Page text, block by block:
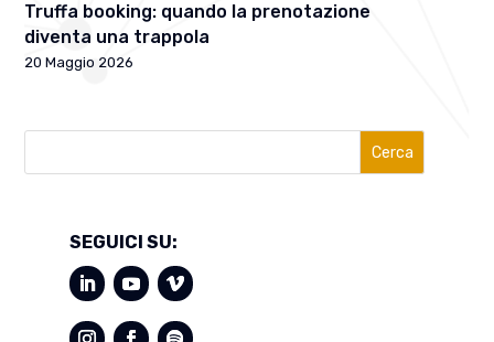
Truffa booking: quando la prenotazione
diventa una trappola
20 Maggio 2026
Cerca
SEGUICI SU: